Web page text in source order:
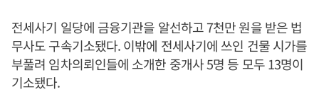
전세사기 일당에 금융기관을 알선하고 7천만 원을 받은 법
무사도 구속기소됐다. 이밖에 전세사기에 쓰인 건물 시가를
부풀려 임차의뢰인들에 소개한 중개사 5명 등 모두 13명이
기소됐다.